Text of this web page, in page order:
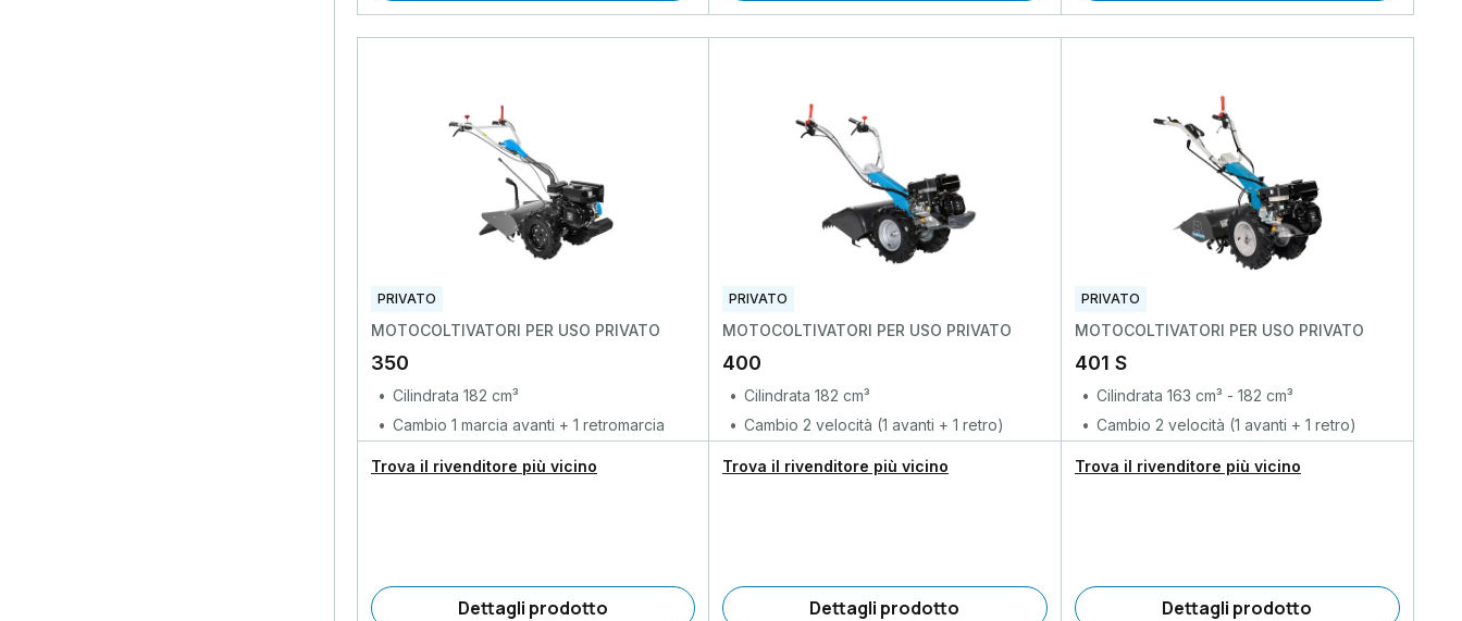
PRIVATO
MOTOCOLTIVATORI PER USO PRIVATO
350
Cilindrata 182 cm³
Cambio 1 marcia avanti + 1 retromarcia
Trova il rivenditore più vicino
Dettagli prodotto
PRIVATO
MOTOCOLTIVATORI PER USO PRIVATO
400
Cilindrata 182 cm³
Cambio 2 velocità (1 avanti + 1 retro)
Trova il rivenditore più vicino
Dettagli prodotto
PRIVATO
MOTOCOLTIVATORI PER USO PRIVATO
401 S
Cilindrata 163 cm³ - 182 cm³
Cambio 2 velocità (1 avanti + 1 retro)
Trova il rivenditore più vicino
Dettagli prodotto